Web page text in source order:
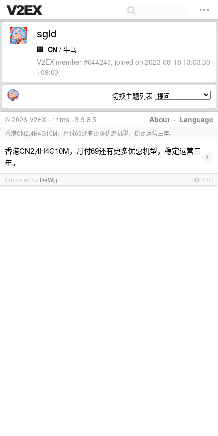
sgld
🏢 CN / 牛马
V2EX member #644240, joined on 2023-08-18 13:03:30
+08:00
切换主题列表
About · Language
© 2026 V2EX · 11ms · 3.9.8.5
香港CN2,4H4G10M，月付69还有更多优惠机型，稳定运营三年。
香港CN2,4H4G10M，月付69还有更多优惠机型，稳定运营三
年。
›
Promoted by DeWjjj PRO